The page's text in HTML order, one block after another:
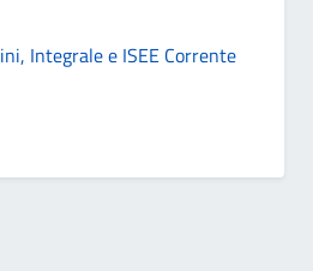
Integrale e ISEE Corrente